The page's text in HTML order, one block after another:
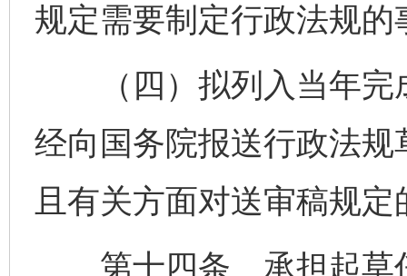
规定需要制定行政法规的
（四）拟列入当年完
经向国务院报送行政法
且有关方面对送审稿规
第十四条 承担起草任